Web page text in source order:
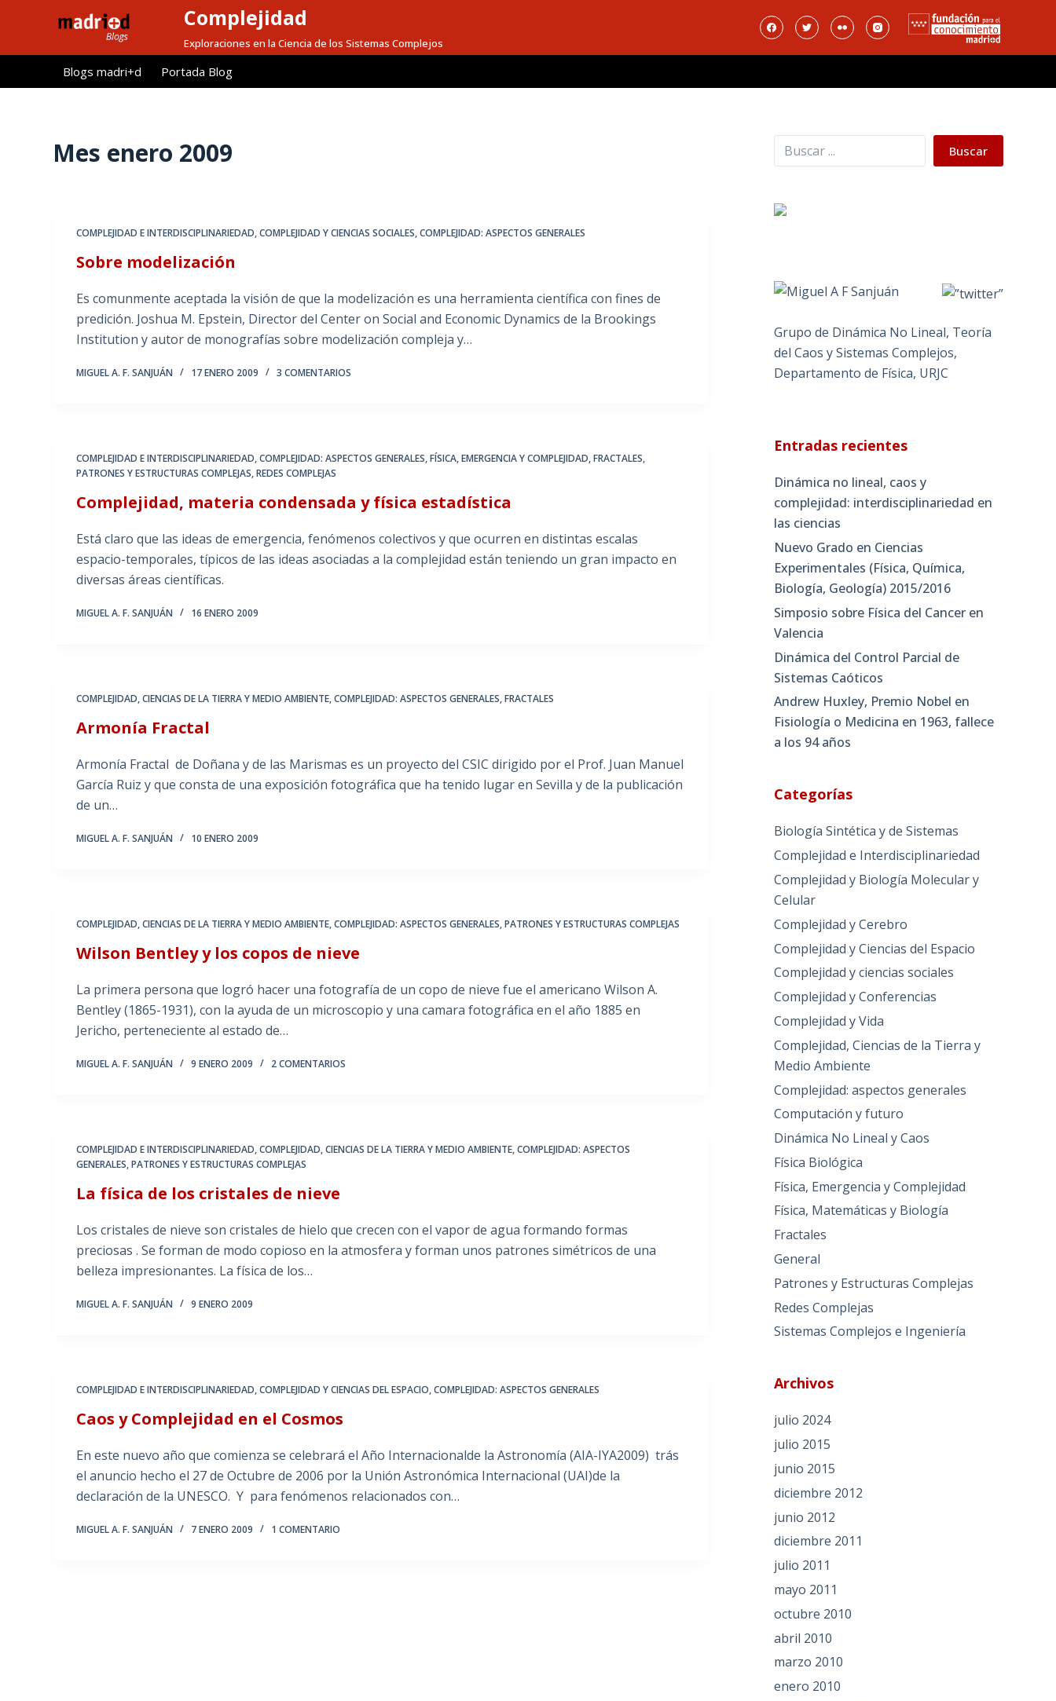
l
Complejidad
Exploraciones en la Ciencia de los Sistemas Complejos
Blogs madri+d Portada Blog
Mes enero 2009
COMPLEJIDAD E INTERDISCIPLINARIEDAD,COMPLEJIDAD Y CIENCIAS SOCIALES,COMPLEJIDAD: ASPECTOS GENERALES
Sobre modelización
Es comunmente aceptada la visión de que la modelización es una herramienta científica con fines de
predición. Joshua M. Epstein, Director del Center on Social and Economic Dynamics de la Brookings
Institution y autor de monografías sobre modelización compleja y…
MIGUEL A. F. SANJUÁN 17 ENERO 2009 3 COMENTARIOS
COMPLEJIDAD E INTERDISCIPLINARIEDAD,COMPLEJIDAD: ASPECTOS GENERALES,FÍSICA, EMERGENCIA Y COMPLEJIDAD,FRACTALES,
PATRONES Y ESTRUCTURAS COMPLEJAS,REDES COMPLEJAS
Complejidad, materia condensada y física estadística
Está claro que las ideas de emergencia, fenómenos colectivos y que ocurren en distintas escalas
espacio-temporales, típicos de las ideas asociadas a la complejidad están teniendo un gran impacto en
diversas áreas científicas.
MIGUEL A. F. SANJUÁN 16 ENERO 2009
COMPLEJIDAD, CIENCIAS DE LA TIERRA Y MEDIO AMBIENTE,COMPLEJIDAD: ASPECTOS GENERALES,FRACTALES
Armonía Fractal
Armonía Fractal de Doñana y de las Marismas es un proyecto del CSIC dirigido por el Prof. Juan Manuel
García Ruiz y que consta de una exposición fotográfica que ha tenido lugar en Sevilla y de la publicación
de un…
MIGUEL A. F. SANJUÁN 10 ENERO 2009
COMPLEJIDAD, CIENCIAS DE LA TIERRA Y MEDIO AMBIENTE,COMPLEJIDAD: ASPECTOS GENERALES,PATRONES Y ESTRUCTURAS COMPLEJAS
Wilson Bentley y los copos de nieve
La primera persona que logró hacer una fotografía de un copo de nieve fue el americano Wilson A.
Bentley (1865-1931), con la ayuda de un microscopio y una camara fotográfica en el año 1885 en
Jericho, perteneciente al estado de…
MIGUEL A. F. SANJUÁN 9 ENERO 2009 2 COMENTARIOS
COMPLEJIDAD E INTERDISCIPLINARIEDAD,COMPLEJIDAD, CIENCIAS DE LA TIERRA Y MEDIO AMBIENTE,COMPLEJIDAD: ASPECTOS
GENERALES,PATRONES Y ESTRUCTURAS COMPLEJAS
La física de los cristales de nieve
Los cristales de nieve son cristales de hielo que crecen con el vapor de agua formando formas
preciosas . Se forman de modo copioso en la atmosfera y forman unos patrones simétricos de una
belleza impresionantes. La física de los…
MIGUEL A. F. SANJUÁN 9 ENERO 2009
COMPLEJIDAD E INTERDISCIPLINARIEDAD,COMPLEJIDAD Y CIENCIAS DEL ESPACIO,COMPLEJIDAD: ASPECTOS GENERALES
Caos y Complejidad en el Cosmos
En este nuevo año que comienza se celebrará el Año Internacionalde la Astronomía (AIA-IYA2009) trás
el anuncio hecho el 27 de Octubre de 2006 por la Unión Astronómica Internacional (UAI)de la
declaración de la UNESCO. Y para fenómenos relacionados con…
MIGUEL A. F. SANJUÁN 7 ENERO 2009 1 COMENTARIO
Buscar Buscar
Grupo de Dinámica No Lineal, Teoría
del Caos y Sistemas Complejos,
Departamento de Física, URJC
Entradas recientes
Dinámica no lineal, caos y
complejidad: interdisciplinariedad en
las ciencias
Nuevo Grado en Ciencias
Experimentales (Física, Química,
Biología, Geología) 2015/2016
Simposio sobre Física del Cancer en
Valencia
Dinámica del Control Parcial de
Sistemas Caóticos
Andrew Huxley, Premio Nobel en
Fisiología o Medicina en 1963, fallece
a los 94 años
Categorías
Biología Sintética y de Sistemas
Complejidad e Interdisciplinariedad
Complejidad y Biología Molecular y
Celular
Complejidad y Cerebro
Complejidad y Ciencias del Espacio
Complejidad y ciencias sociales
Complejidad y Conferencias
Complejidad y Vida
Complejidad, Ciencias de la Tierra y
Medio Ambiente
Complejidad: aspectos generales
Computación y futuro
Dinámica No Lineal y Caos
Física Biológica
Física, Emergencia y Complejidad
Física, Matemáticas y Biología
Fractales
General
Patrones y Estructuras Complejas
Redes Complejas
Sistemas Complejos e Ingeniería
Archivos
julio 2024
julio 2015
junio 2015
diciembre 2012
junio 2012
diciembre 2011
julio 2011
mayo 2011
octubre 2010
abril 2010
marzo 2010
enero 2010